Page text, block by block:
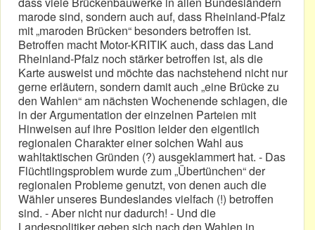
marode sind, sondern auch auf, dass Rheinland-Pfalz
mit „maroden Brücken“ besonders betroffen ist.
Betroffen macht Motor-KRITIK auch, dass das Land
Rheinland-Pfalz noch stärker betroffen ist, als die
Karte ausweist und möchte das nachstehend nicht nur
gerne erläutern, sondern damit auch „eine Brücke zu
den Wahlen“ am nächsten Wochenende schlagen, die
in der Argumentation der einzelnen Parteien mit
Hinweisen auf ihre Position leider den eigentlich
regionalen Charakter einer solchen Wahl aus
wahltaktischen Gründen (?) ausgeklammert hat. - Das
Flüchtlingsproblem wurde zum „Übertünchen“ der
regionalen Probleme genutzt, von denen auch die
Wähler unseres Bundeslandes vielfach (!) betroffen
sind. - Aber nicht nur dadurch! - Und die